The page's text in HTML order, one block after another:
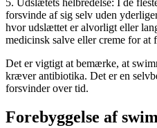
forsvinde af sig selv uden
hvor udslættet er alvorligt eller
medicinsk salve eller creme for at
Det er vigtigt at bemærke, at
kræver antibiotika. Det er en
forsvinder over tid.
Forebyggelse af